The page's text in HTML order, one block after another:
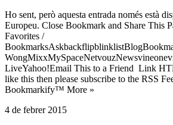
Ho sent, però aquesta entrada només està
Europeu. Close Bookmark and Share This
Favorites /
LiveYahoo!Email This to a Friend Link
like this then please subscribe to the RSS
Bookmarkify™ More »
4 de febrer 2015